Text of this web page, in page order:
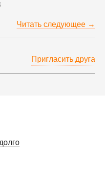
Читать следующее →
Пригласить друга